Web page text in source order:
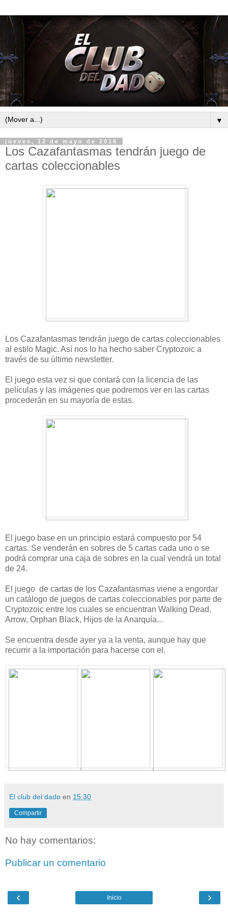
▼
jueves, 12 de mayo de 2016
Los Cazafantasmas tendrán juego de
cartas coleccionables
Los Cazafantasmas tendrán juego de cartas coleccionables
al estilo Magic. Así nos lo ha hecho saber Cryptozoic a
través de su último newsletter.
El juego esta vez si que contará con la licencia de las
películas y las imágenes que podremos ver en las cartas
procederán en su mayoría de estas.
El juego base en un principio estará compuesto por 54
cartas. Se venderán en sobres de 5 cartas cada uno o se
podrá comprar una caja de sobres en la cual vendrá un total
de 24.
El juego de cartas de los Cazafantasmas viene a engordar
un catálogo de juegos de cartas coleccionables por parte de
Cryptozoic entre los cuales se encuentran Walking Dead,
Arrow, Orphan Black, Hijos de la Anarquía...
Se encuentra desde ayer ya a la venta, aunque hay que
recurrir a la importación para hacerse con el.
El club del dado en 15:30
Compartir
No hay comentarios:
Publicar un comentario
‹ ›
Inicio